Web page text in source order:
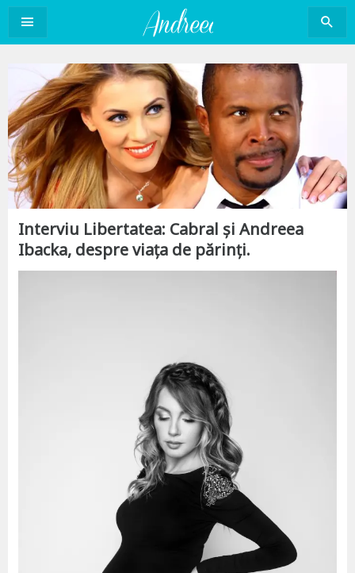
Sari
conținut
Interviu Libertatea: Cabral și Andreea
Ibacka, despre viața de părinți.